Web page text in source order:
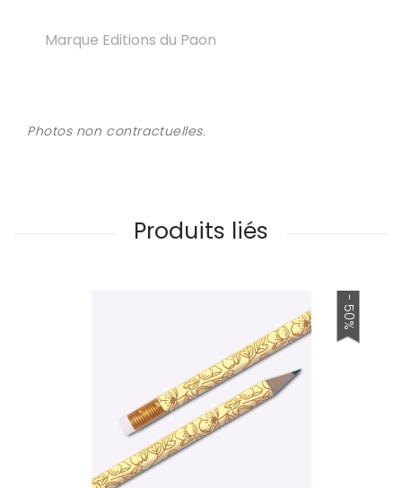
Marque Editions du Paon
Photos non contractuelles.
Produits liés
- 50%